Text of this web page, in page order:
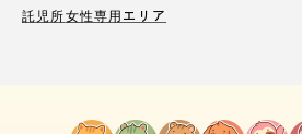
託児所女性専用エリア